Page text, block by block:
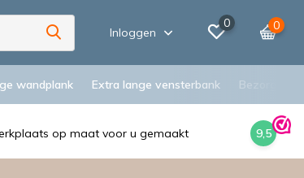
Inloggen
0 0
wandplank Extra lange vensterbank Bezorging
op maat voor u gemaakt 9,5